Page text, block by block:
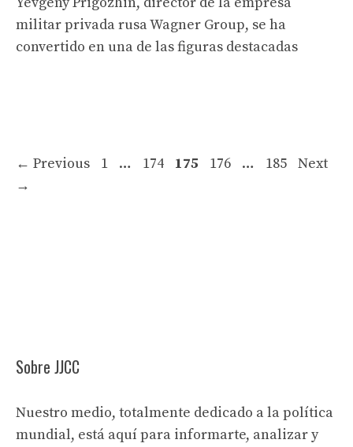
militar privada rusa Wagner Group, se ha
convertido en una de las figuras destacadas
← Previous Page
1 … Page
174 Page
175 Page
176 … Page
185
Next
→
Sobre JJCC
Nuestro medio, totalmente dedicado a la política
mundial, está aquí para informarte, analizar y